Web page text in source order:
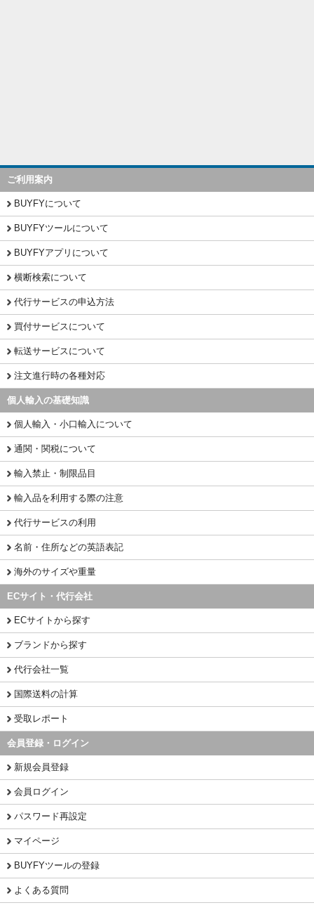
ご利用案内
BUYFYについて
BUYFYツールについて
BUYFYアプリについて
横断検索について
代行サービスの申込方法
買付サービスについて
転送サービスについて
注文進行時の各種対応
個人輸入の基礎知識
個人輸入・小口輸入について
通関・関税について
輸入禁止・制限品目
輸入品を利用する際の注意
代行サービスの利用
名前・住所などの英語表記
海外のサイズや重量
ECサイト・代行会社
ECサイトから探す
ブランドから探す
代行会社一覧
国際送料の計算
受取レポート
会員登録・ログイン
新規会員登録
会員ログイン
パスワード再設定
マイページ
BUYFYツールの登録
よくある質問